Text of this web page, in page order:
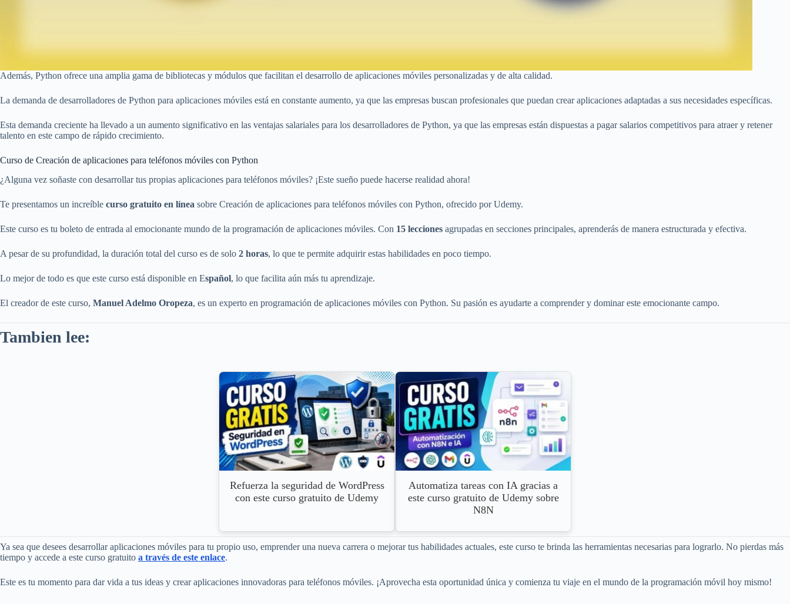
Además, Python ofrece una amplia gama de bibliotecas y módulos que facilitan el desarrollo de aplicaciones móviles personalizadas y de alta calidad.
La demanda de desarrolladores de Python para aplicaciones móviles está en constante aumento, ya que las empresas buscan profesionales que puedan crear aplicaciones adaptadas a sus necesidades específicas.
Esta demanda creciente ha llevado a un aumento significativo en las ventajas salariales para los desarrolladores de Python, ya que las empresas están dispuestas a pagar salarios competitivos para atraer y retener
talento en este campo de rápido crecimiento.
Curso de Creación de aplicaciones para teléfonos móviles con Python
¿Alguna vez soñaste con desarrollar tus propias aplicaciones para teléfonos móviles? ¡Este sueño puede hacerse realidad ahora!
Te presentamos un increíble curso gratuito en línea sobre Creación de aplicaciones para teléfonos móviles con Python, ofrecido por Udemy.
Este curso es tu boleto de entrada al emocionante mundo de la programación de aplicaciones móviles. Con 15 lecciones agrupadas en secciones principales, aprenderás de manera estructurada y efectiva.
A pesar de su profundidad, la duración total del curso es de solo 2 horas, lo que te permite adquirir estas habilidades en poco tiempo.
Lo mejor de todo es que este curso está disponible en Español, lo que facilita aún más tu aprendizaje.
El creador de este curso, Manuel Adelmo Oropeza, es un experto en programación de aplicaciones móviles con Python. Su pasión es ayudarte a comprender y dominar este emocionante campo.
Tambien lee:
Refuerza la seguridad de WordPress
con este curso gratuito de Udemy
Automatiza tareas con IA gracias a
este curso gratuito de Udemy sobre
N8N
Ya sea que desees desarrollar aplicaciones móviles para tu propio uso, emprender una nueva carrera o mejorar tus habilidades actuales, este curso te brinda las herramientas necesarias para lograrlo. No pierdas más
tiempo y accede a este curso gratuito a través de este enlace.
Este es tu momento para dar vida a tus ideas y crear aplicaciones innovadoras para teléfonos móviles. ¡Aprovecha esta oportunidad única y comienza tu viaje en el mundo de la programación móvil hoy mismo!